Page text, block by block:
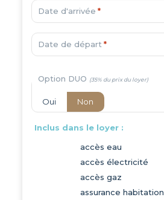
Date d'arrivée *
Date de départ *
Option DUO
Oui Non
Inclus dans le loyer :
accès eau
accès électricité
accès gaz
assurance habitation